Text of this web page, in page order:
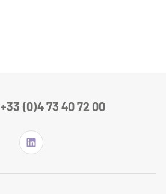
+33 (0)4 73 40 72 00